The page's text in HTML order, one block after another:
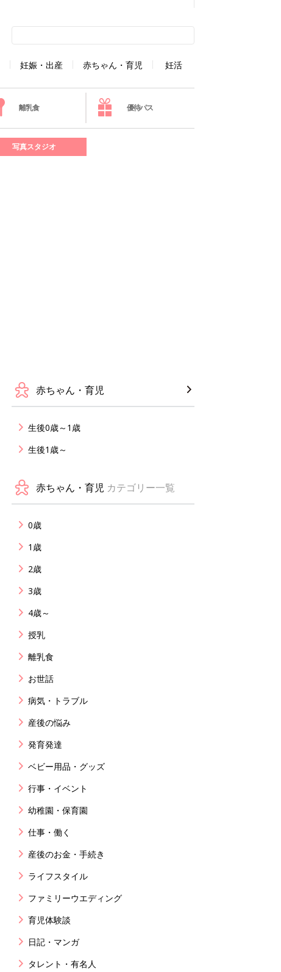
妊娠・出産 赤ちゃん・育児 妊活
離乳食 優待パス
写真スタジオ
赤ちゃん・育児
生後0歳～1歳
生後1歳～
赤ちゃん・育児 カテゴリー一覧
0歳
1歳
2歳
3歳
4歳～
授乳
離乳食
お世話
病気・トラブル
産後の悩み
発育発達
ベビー用品・グッズ
行事・イベント
幼稚園・保育園
仕事・働く
産後のお金・手続き
ライフスタイル
ファミリーウエディング
育児体験談
日記・マンガ
タレント・有名人